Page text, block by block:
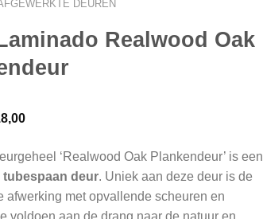
DEUREN
Realwood Oak
‘Realwood Oak Plankendeur’ is een
tubespaan deur. Uniek aan deze deur is de
afwerking met opvallende scheuren en
voldoen aan de drang naar de natuur en